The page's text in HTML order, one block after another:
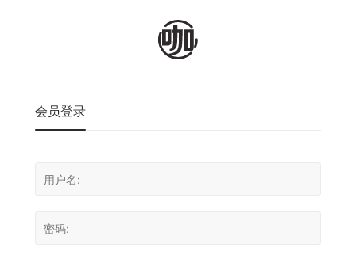
会员登录